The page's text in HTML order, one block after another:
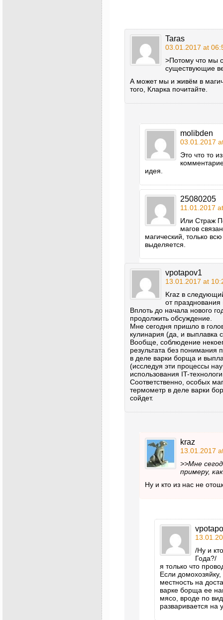
Taras
03.01.2017 at
>Потому что мы
существующие
А может мы и живём в
того, Кларка почитайте.
molibden
03.01.2017
Это что то
идея.
25080205
11.01.2017
Или Страж
магов
магический, только
выделяется.
vpotapov1
13.01.2017 at
Kraz в
от празднования
Вплоть до начала нового
продолжить обсуждение.
Мне сегодня пришло в
кулинария (да, и выплавка
Вообще, соблюдение
результата без
в деле варки борща и
(исследуя эти процессы
использования IT-
Соответственно, особых
термометр в деле варки
сойдет.
kraz
13.01.2017
>>Мне
примеру,
Ну и кто из нас не
/Ну и
Года?/
я только что
Если
местность на
варке борща ее
мясо, вроде по
разваривается на